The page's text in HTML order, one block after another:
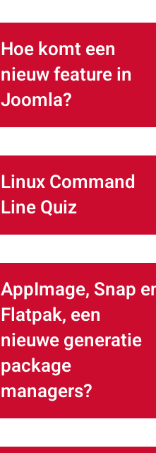
Hoe komt een
nieuw feature in
Joomla?
Linux Command
Line Quiz
AppImage, Snap
Flatpak, een
nieuwe generatie
package
managers?